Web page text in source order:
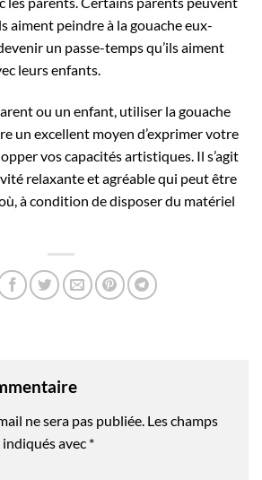
aiment peindre à la gouache eux-
un passe-temps qu’ils aiment
leurs enfants.
ou un enfant, utiliser la gouache
un excellent moyen d’exprimer votre
vos capacités artistiques. Il s’agit
relaxante et agréable qui peut être
à condition de disposer du matériel
ne sera pas publiée. Les champs
avec *